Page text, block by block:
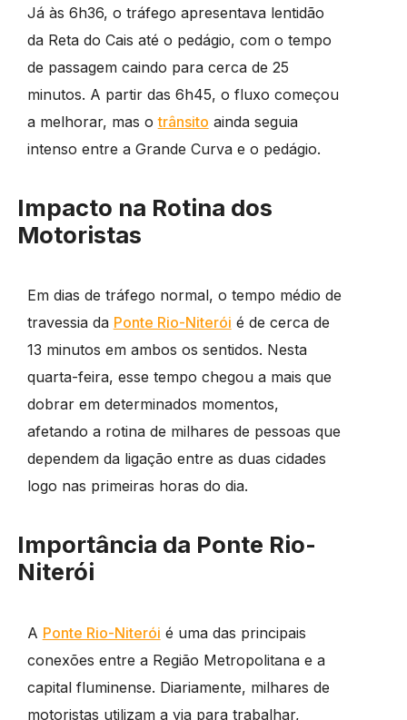
Já às 6h36, o tráfego apresentava lentidão
da Reta do Cais até o pedágio, com o tempo
de passagem caindo para cerca de 25
minutos. A partir das 6h45, o fluxo começou
a melhorar, mas otrânsito ainda seguia
intenso entre a Grande Curva e o pedágio.
Impacto na Rotina dos
Motoristas
Em dias de tráfego normal, o tempo médio de
travessia da Ponte Rio-Niterói é de cerca de
13 minutos em ambos os sentidos. Nesta
quarta-feira, esse tempo chegou a mais que
dobrar em determinados momentos,
afetando a rotina de milhares de pessoas que
dependem da ligação entre as duas cidades
logo nas primeiras horas do dia.
Importância da Ponte Rio-
Niterói
A Ponte Rio-Niterói é uma das principais
conexões entre a Região Metropolitana e a
capital fluminense. Diariamente, milhares de
motoristas utilizam a via para trabalhar,